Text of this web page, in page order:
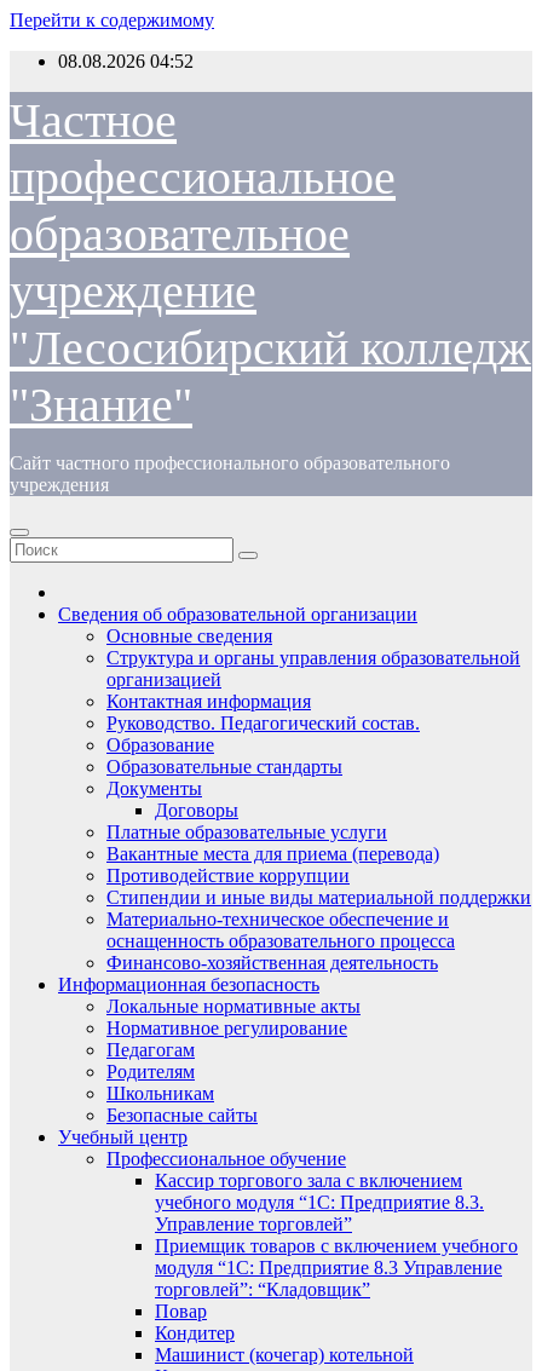
Перейти к содержимому
08.08.2026 04:52
Частное
профессиональное
образовательное
учреждение
"Лесосибирский колледж
"Знание"
Сайт частного профессионального образовательного
учреждения
Сведения об образовательной организации
Основные сведения
Структура и органы управления образовательной
организацией
Контактная информация
Руководство. Педагогический состав.
Образование
Образовательные стандарты
Документы
Договоры
Платные образовательные услуги
Вакантные места для приема (перевода)
Противодействие коррупции
Стипендии и иные виды материальной поддержки
Материально-техническое обеспечение и
оснащенность образовательного процесса
Финансово-хозяйственная деятельность
Информационная безопасность
Локальные нормативные акты
Нормативное регулирование
Педагогам
Родителям
Школьникам
Безопасные сайты
Учебный центр
Профессиональное обучение
Кассир торгового зала с включением
учебного модуля “1С: Предприятие 8.3.
Управление торговлей”
Приемщик товаров с включением учебного
модуля “1С: Предприятие 8.3 Управление
торговлей”: “Кладовщик”
Повар
Кондитер
Машинист (кочегар) котельной